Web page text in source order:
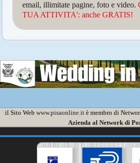
email, illimitate pagine, foto e video.
TUA ATTIVITA': anche GRATIS!
il Sito Web www.pisaonline.itè membro di
Azienda al Network di